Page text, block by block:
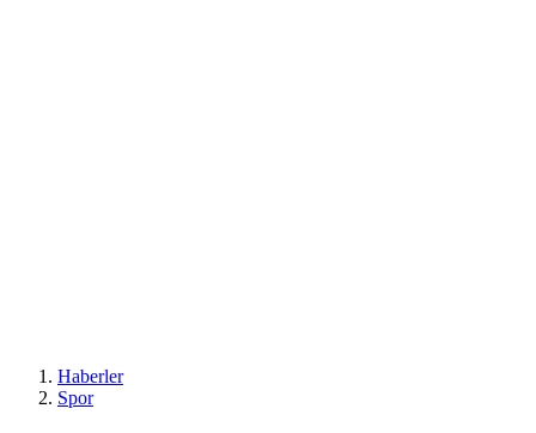
Haberler
Spor